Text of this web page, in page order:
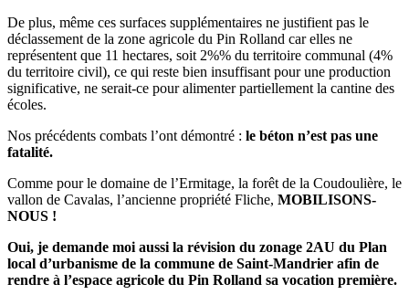
De plus, même ces surfaces supplémentaires ne justifient pas le
déclassement de la zone agricole du Pin Rolland car elles ne
représentent que 11 hectares, soit 2%% du territoire communal (4%
du territoire civil), ce qui reste bien insuffisant pour une production
significative, ne serait-ce pour alimenter partiellement la cantine des
écoles.
Nos précédents combats l’ont démontré : le béton n’est pas une
fatalité.
Comme pour le domaine de l’Ermitage, la forêt de la Coudoulière, le
vallon de Cavalas, l’ancienne propriété Fliche, MOBILISONS-
NOUS !
Oui, je demande moi aussi la révision du zonage 2AU du Plan
local d’urbanisme de la commune de Saint-Mandrier afin de
rendre à l’espace agricole du Pin Rolland sa vocation première.